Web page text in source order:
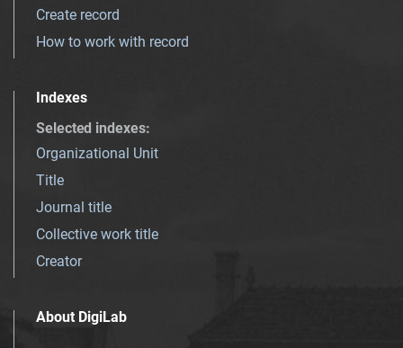
Create record
How to work with record
Indexes
Selected indexes:
Organizational Unit
Title
Journal title
Collective work title
Creator
About DigiLab